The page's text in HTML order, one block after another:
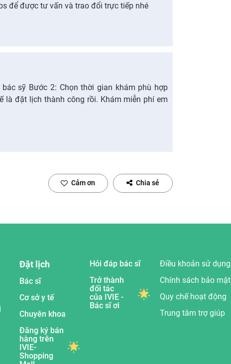
để được tư vấn và trao đổi trực tiếp nhé
sỹ Bước 2: Chọn thời gian khám phù hợp
là đặt lịch thành công rồi. Khám miễn phí em
Cảm ơn Chia sẻ
Đặt lịch
Bác sĩ
Cơ sở y tế
Chuyên khoa
Đăng ký bán
hàng trên
IVIE-
Shopping
Hỏi đáp bác sĩ
Trở thành
đối tác
của IVIE -
Bác sĩ ơi
Điều khoản sử dụng
Chính sách bảo mật
Quy chế hoạt động
Trung tâm trợ giúp